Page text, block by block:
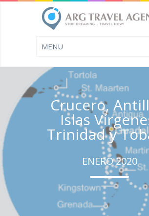
Crucero,
Islas
Trinidad y
ENERO 2020